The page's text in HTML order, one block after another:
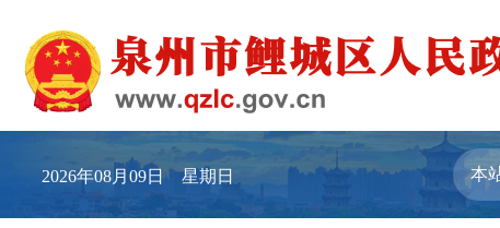
2026年08月09日 星期日